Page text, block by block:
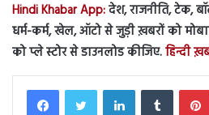
Hindi Khabar App:देश, राजनीति, टेक,
धर्म-कर्म, खेल, ऑटो से जुड़ी ख़बरों को
को प्ले स्टोर से डाउनलोड कीजिए.हिन्दी
LinkedInTumblr